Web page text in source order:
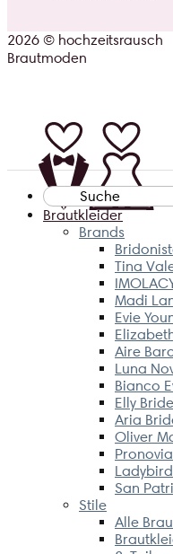
2026 © hochzeitsrausch
Brautmoden
Suche
nach:
Brautkleider
Brands
Tina
Madi
Evie
Aire
Luna
Bianco
Elly Bride
Aria
Oliver
Ladybird
San
Stile
Alle